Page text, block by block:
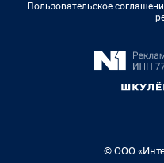
Пользовательское
© ООО